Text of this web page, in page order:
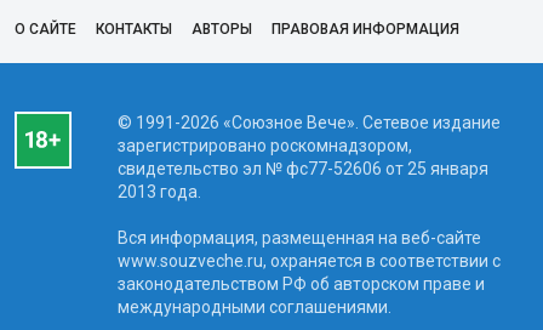
О САЙТЕ КОНТАКТЫ АВТОРЫ ПРАВОВАЯ ИНФОРМАЦИЯ
© 1991-2026 «Союзное Вече». Сетевое издание
зарегистрировано роскомнадзором,
свидетельство эл № фc77-52606 от 25 января
2013 года.
Вся информация, размещенная на веб-сайте
www.souzveche.ru, охраняется в соответствии с
законодательством РФ об авторском праве и
международными соглашениями.